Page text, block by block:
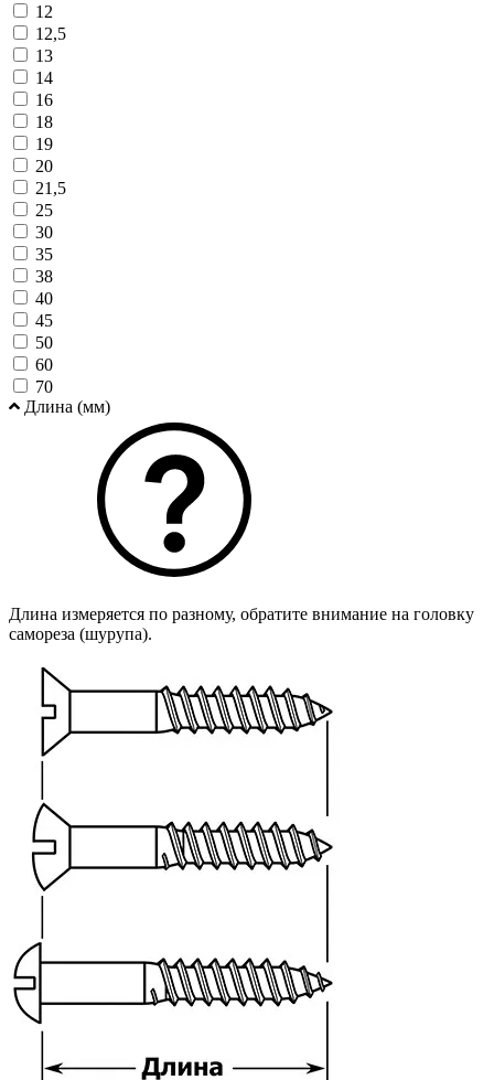
12
12,5
13
14
16
18
19
20
21,5
25
30
35
38
40
45
50
60
70
Длина (мм)
Длина измеряется по разному, обратите внимание на головку
самореза (шурупа).